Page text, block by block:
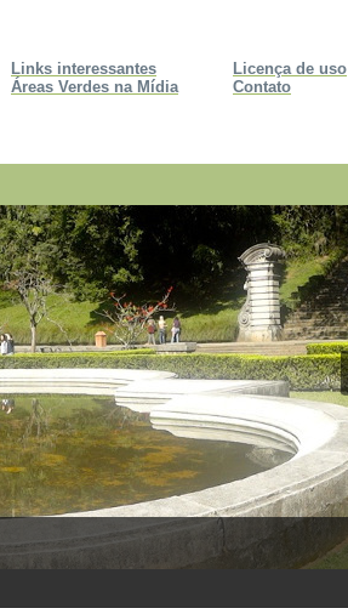
Licença de uso
Contato
Links interessantes
Áreas Verdes na Mídia